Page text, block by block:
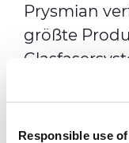
Responsible use
Prysmian
größte
um die
Marktes zu